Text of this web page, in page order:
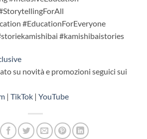
#EducationForEveryone
#kamishibaistories
su novità e promozioni seguici sui
| TikTok | YouTube